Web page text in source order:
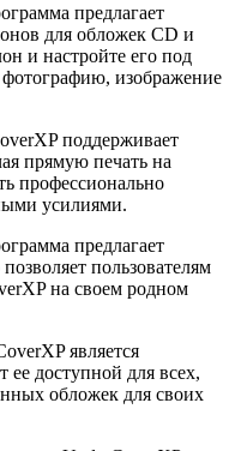
предлагает
для обложек CD и
и настройте его под
изображение
поддерживает
прямую печать на
профессионально
усилиями.
предлагает
пользователям
на своем родном
является
ее доступной для всех,
обложек для своих